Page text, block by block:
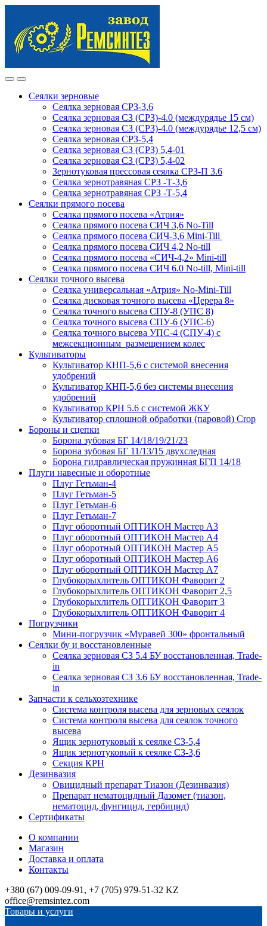
navigation
content
Сеялки зерновые
Сеялка зерновая СРЗ-3,6
Сеялка зерновая СЗ (СРЗ)-4.0 (междурядье 15 см)
Сеялка зерновая СЗ (СРЗ)-4.0 (междурядье 12,5 см)
Сеялка зерновая СРЗ-5,4
Сеялка зерновая СЗ (СРЗ) 5,4-01
Сеялка зерновая СЗ (СРЗ) 5,4-02
Зернотуковая прессовая сеялка СРЗ-П 3.6
Сеялка зернотравяная СРЗ -Т-3,6
Сеялка зернотравяная СРЗ -Т-5,4
Сеялки прямого посева
Сеялка прямого посева «Атрия»
Сеялка прямого посева СИЧ 3,6 No-Till
Сеялка прямого посева СИЧ-3,6 Mini-Till
Сеялка прямого посева СИЧ 4,2 No-till
Сеялка прямого посева «СИЧ-4,2» Mini-till
Сеялка прямого посева СИЧ 6.0 No-till, Mini-till
Сеялки точного высева
Сеялка универсальная «Атрия» No-Mini-Till
Сеялка дисковая точного высева «Церера 8»
Сеялка точного высева СПУ-8 (УПС 8)
Сеялка точного высева СПУ-6 (УПС-6)
Сеялка точного высева УПС-4 (СПУ-4) с
межсекционным размещением колес
Культиваторы
Культиватор КНП-5,6 с системой внесения
удобрений
Культиватор КНП-5,6 без системы внесения
удобрений
Культиватор КРН 5.6 с системой ЖКУ
Культиватор сплошной обработки (паровой) Crop
Бороны и сцепки
Борона зубовая БГ 14/18/19/21/23
Борона зубовая БГ 11/13/15 двухследная
Борона гидравлическая пружинная БГП 14/18
Плуги навесные и оборотные
Плуг Гетьман-4
Плуг Гетьман-5
Плуг Гетьман-6
Плуг Гетьман-7
Плуг оборотный ОПТИКОН Мастер А3
Плуг оборотный ОПТИКОН Мастер А4
Плуг оборотный ОПТИКОН Мастер А5
Плуг оборотный ОПТИКОН Мастер А6
Плуг оборотный ОПТИКОН Мастер А7
Глубокорыхлитель ОПТИКОН Фаворит 2
Глубокорыхлитель ОПТИКОН Фаворит 2,5
Глубокорыхлитель ОПТИКОН Фаворит 3
Глубокорыхлитель ОПТИКОН Фаворит 4
Погрузчики
Мини-погрузчик «Муравей 300» фронтальный
Сеялки бу и восстановленные
Сеялка зерновая СЗ 5.4 БУ восстановленная, Trade-
in
Сеялка зерновая СЗ 3.6 БУ восстановленная, Trade-
in
Запчасти к сельхозтехнике
Система контроля высева для зерновых сеялок
Система контроля высева для сеялок точного
высева
Ящик зернотуковый к сеялке СЗ-5,4
Ящик зернотуковый к сеялке СЗ-3,6
Секция КРН
Дезинвазия
Овицидный препарат Тиазон (Дезинвазия)
Препарат нематоцидный Дазомет (тиазон,
нематоцид, фунгицид, гербицид)
Сертификаты
О компании
Магазин
Доставка и оплата
Контакты
+380 (67) 009-09-91, +7 (705) 979-51-32 KZ
office@remsintez.com
Товары и услуги